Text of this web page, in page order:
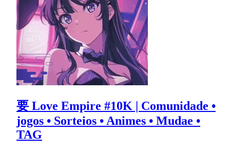
要 Love Empire #10K | Comunidade •
jogos • Sorteios • Animes • Mudae •
TAG